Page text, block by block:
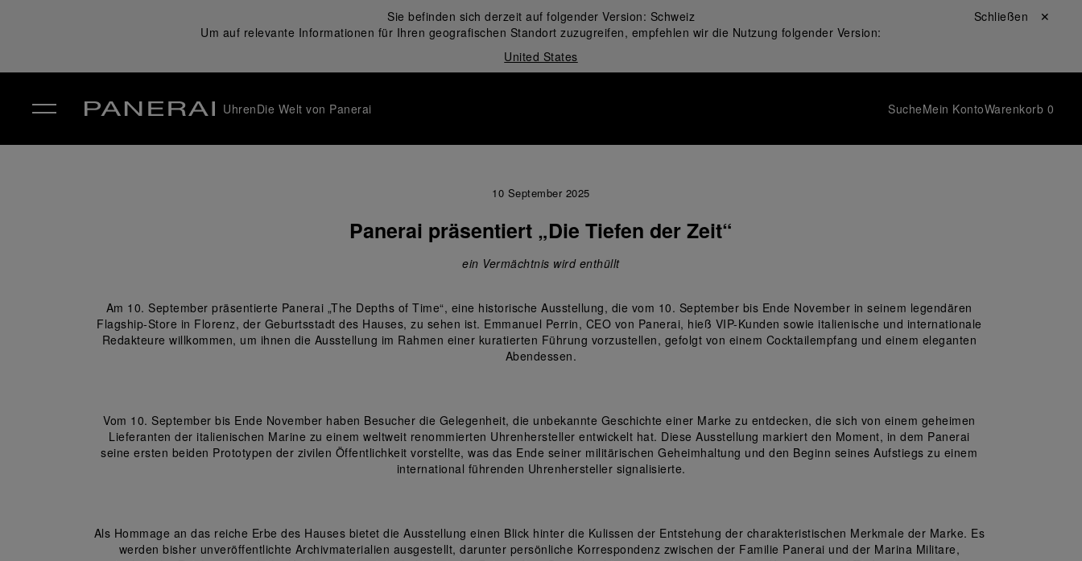
Sie befinden sich derzeit auf folgender Version: Schweiz
Um auf relevante Informationen für Ihren geografischen Standort zuzugreifen, empfehlen wir die Nutzung folgender Version:
United States
Schließen ✕
UhrenDie Welt von Panerai SucheMein KontoWarenkorb 0
10 September 2025
Panerai präsentiert „Die Tiefen der Zeit“
ein Vermächtnis wird enthüllt
Am 10. September präsentierte Panerai „The Depths of Time“, eine historische Ausstellung, die vom 10. September bis Ende November in seinem legendären
Flagship-Store in Florenz, der Geburtsstadt des Hauses, zu sehen ist. Emmanuel Perrin, CEO von Panerai, hieß VIP-Kunden sowie italienische und internationale
Redakteure willkommen, um ihnen die Ausstellung im Rahmen einer kuratierten Führung vorzustellen, gefolgt von einem Cocktailempfang und einem eleganten
Abendessen.
Vom 10. September bis Ende November haben Besucher die Gelegenheit, die unbekannte Geschichte einer Marke zu entdecken, die sich von einem geheimen
Lieferanten der italienischen Marine zu einem weltweit renommierten Uhrenhersteller entwickelt hat. Diese Ausstellung markiert den Moment, in dem Panerai
seine ersten beiden Prototypen der zivilen Öffentlichkeit vorstellte, was das Ende seiner militärischen Geheimhaltung und den Beginn seines Aufstiegs zu einem
international führenden Uhrenhersteller signalisierte.
Als Hommage an das reiche Erbe des Hauses bietet die Ausstellung einen Blick hinter die Kulissen der Entstehung der charakteristischen Merkmale der Marke. Es
werden bisher unveröffentlichte Archivmaterialien ausgestellt, darunter persönliche Korrespondenz zwischen der Familie Panerai und der Marina Militare,